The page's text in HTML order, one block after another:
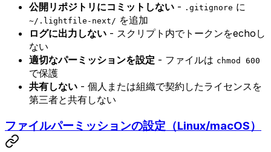
公開リポジトリにコミットしない - .gitignore に
~/.lightfile-next/ を追加
ログに出力しない - スクリプト内でトークンをechoし
ない
適切なパーミッションを設定 - ファイルは chmod 600
で保護
共有しない - 個人または組織で契約したライセンスを
第三者と共有しない
ファイルパーミッションの設定（Linux/macOS）